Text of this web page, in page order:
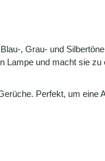
, Grau- und
Lampe und macht sie
Perfekt, um eine